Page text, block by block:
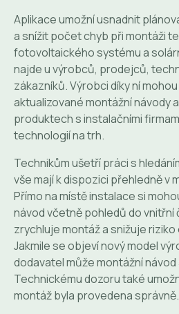
Aplikace umožní usnadnit
a snížit počet chyb při montáži
fotovoltaického systému a
najde u výrobců, prodejců,
zákazníků. Výrobci díky ní
aktualizované montážní návody
produktech s instalačními
technologií na trh.
Technikům ušetří práci s
vše mají k dispozici přehledně v
Přímo na místě instalace si
návod včetně pohledů do vnitřní
zrychluje montáž a snižuje
Jakmile se objeví nový model
dodavatel může montážní
Technickému dozoru také
montáž byla provedena správně.